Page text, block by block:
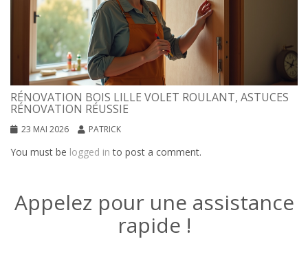
RÉNOVATION BOIS LILLE VOLET ROULANT, ASTUCES
RÉNOVATION RÉUSSIE
23 MAI 2026 PATRICK
You must be logged in to post a comment.
Appelez pour une assistance
rapide !